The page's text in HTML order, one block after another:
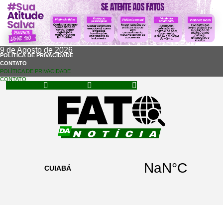
9 de Agosto de 2026
POLÍTICA DE PRIVACIDADE
CONTATO
POLÍTICA DE PRIVACIDADE
CONTATO